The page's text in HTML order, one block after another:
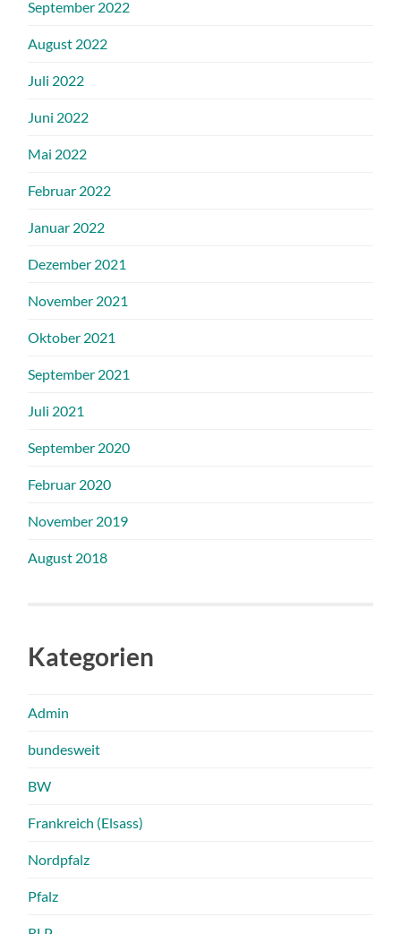
September 2022
August 2022
Juli 2022
Juni 2022
Mai 2022
Februar 2022
Januar 2022
Dezember 2021
November 2021
Oktober 2021
September 2021
Juli 2021
September 2020
Februar 2020
November 2019
August 2018
Kategorien
Admin
bundesweit
BW
Frankreich (Elsass)
Nordpfalz
Pfalz